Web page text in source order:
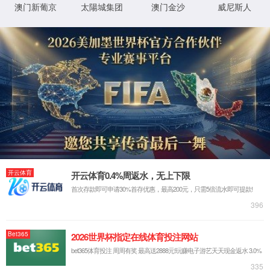
详细错误信息:
模块 IIS Web Core
通知
MapRequestHan
dler
处理程
序
StaticFile
错误代
码
0x80070002
请求的
URL
:80/TermsOfUse/index.aspx
径
C:\sites\udimc\TermsOfUse\index.as
登录方
法
匿名
登录用 匿名
详细信息:
此错误表明文件或目录在服务器上不存在。请创建文件或目录并重新尝试请
求。
XML 地图